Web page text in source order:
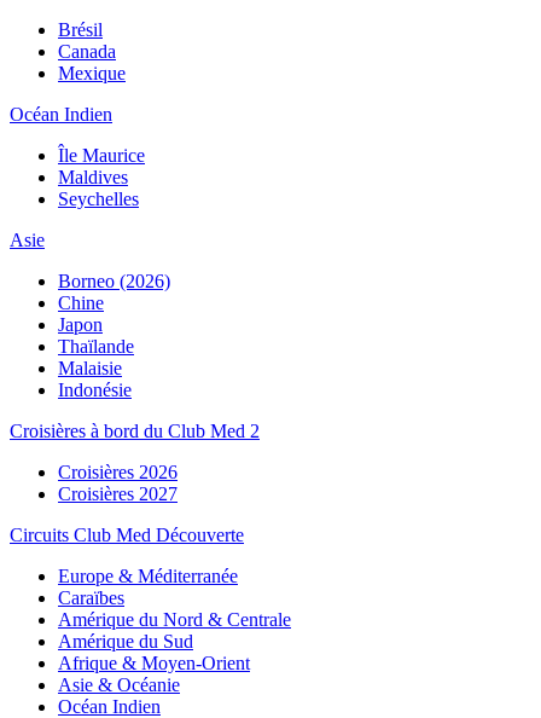
Brésil
Canada
Mexique
Océan Indien
Île Maurice
Maldives
Seychelles
Asie
Borneo (2026)
Chine
Japon
Thaïlande
Malaisie
Indonésie
Croisières à bord du Club Med 2
Croisières 2026
Croisières 2027
Circuits Club Med Découverte
Europe & Méditerranée
Caraïbes
Amérique du Nord & Centrale
Amérique du Sud
Afrique & Moyen-Orient
Asie & Océanie
Océan Indien